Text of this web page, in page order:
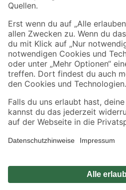
Sicher einkaufen
Jetzt die toom-App herunterladen
Alle Preisangaben in EUR inkl. gesetzl. MwSt.. Die
Umständen nicht in allen Märkten verfügbar. Die
Produkte nur solange der Vorrat reicht.
*Paketversand ab 59 € versandkostenfrei, gilt nicht
Privatsphäre
Nutzungsbedingungen
Widerrufsrecht